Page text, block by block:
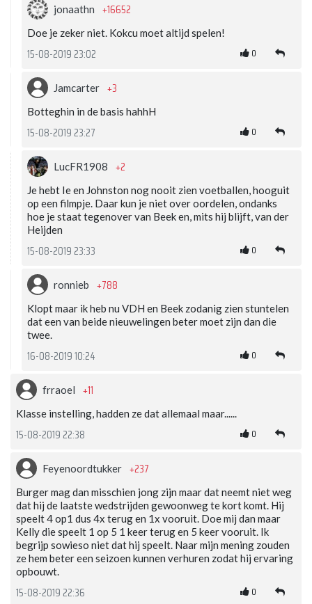
jonaathn +16652
Doe je zeker niet. Kokcu moet altijd spelen!
15-08-2019 23:02 0
Jamcarter +3
Botteghin in de basis hahhH
15-08-2019 23:27 0
LucFR1908 +2
Je hebt Ie en Johnston nog nooit zien voetballen, hooguit
op een filmpje. Daar kun je niet over oordelen, ondanks
hoe je staat tegenover van Beek en, mits hij blijft, van der
Heijden
15-08-2019 23:33 0
ronnieb +788
Klopt maar ik heb nu VDH en Beek zodanig zien stuntelen
dat een van beide nieuwelingen beter moet zijn dan die
twee.
16-08-2019 10:24 0
frraoel +11
Klasse instelling, hadden ze dat allemaal maar......
15-08-2019 22:38 0
Feyenoordtukker +237
Burger mag dan misschien jong zijn maar dat neemt niet weg
dat hij de laatste wedstrijden gewoonweg te kort komt. Hij
speelt 4 op1 dus 4x terug en 1x vooruit. Doe mij dan maar
Kelly die speelt 1 op 5 1 keer terug en 5 keer vooruit. Ik
begrijp sowieso niet dat hij speelt. Naar mijn mening zouden
ze hem beter een seizoen kunnen verhuren zodat hij ervaring
opbouwt.
15-08-2019 22:36 0